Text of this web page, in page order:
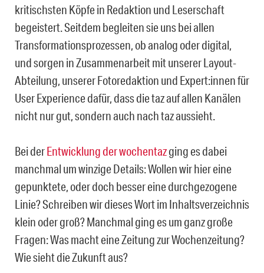
kritischsten Köpfe in Redaktion und Leserschaft
begeistert. Seitdem begleiten sie uns bei allen
Transformationsprozessen, ob analog oder digital,
und sorgen in Zusammenarbeit mit unserer Layout-
Abteilung, unserer Fotoredaktion und Expert:innen für
User Experience dafür, dass die taz auf allen Kanälen
nicht nur gut, sondern auch nach taz aussieht.
Bei derEntwicklung der wochentazging es dabei
manchmal um winzige Details: Wollen wir hier eine
gepunktete, oder doch besser eine durchgezogene
Linie? Schreiben wir dieses Wort im Inhaltsverzeichnis
klein oder groß? Manchmal ging es um ganz große
Fragen: Was macht eine Zeitung zur Wochenzeitung?
Wie sieht die Zukunft aus?